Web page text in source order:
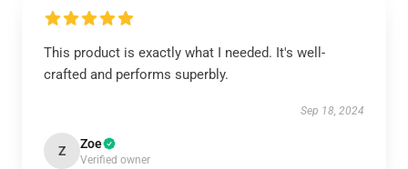
This product is exactly what I needed. It's well-
crafted and performs superbly.
Sep 18, 2024
Z Zoe
Verified owner